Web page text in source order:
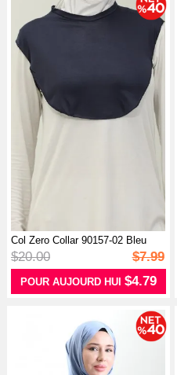
Col Zero Collar 90157-02 Bleu
Marine
$20.00 $7.99
POUR AUJOURD HUI $4.79